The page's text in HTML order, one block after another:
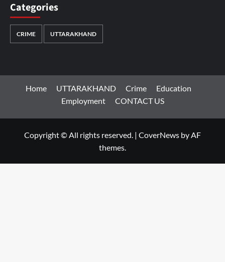
Categories
CRIME UTTARAKHAND
Home UTTARAKHAND Crime
Education
Employment
CONTACT US
Copyright © All rights reserved. | CoverNews by AF
themes.